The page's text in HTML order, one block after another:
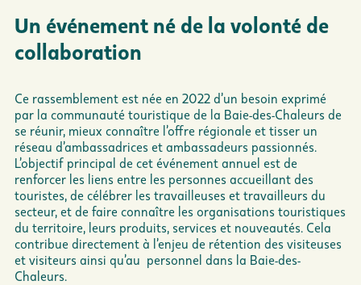
Un événement né de la volonté de
collaboration
Ce rassemblement est née en 2022 d’un besoin exprimé
par la communauté touristique de la Baie-des-Chaleurs de
se réunir, mieux connaître l’offre régionale et tisser un
réseau d’ambassadrices et ambassadeurs passionnés.
L’objectif principal de cet événement annuel est de
renforcer les liens entre les personnes accueillant des
touristes, de célébrer les travailleuses et travailleurs du
secteur, et de faire connaître les organisations touristiques
du territoire, leurs produits, services et nouveautés. Cela
contribue directement à l’enjeu de rétention des visiteuses
et visiteurs ainsi qu’au personnel dans la Baie-des-
Chaleurs.